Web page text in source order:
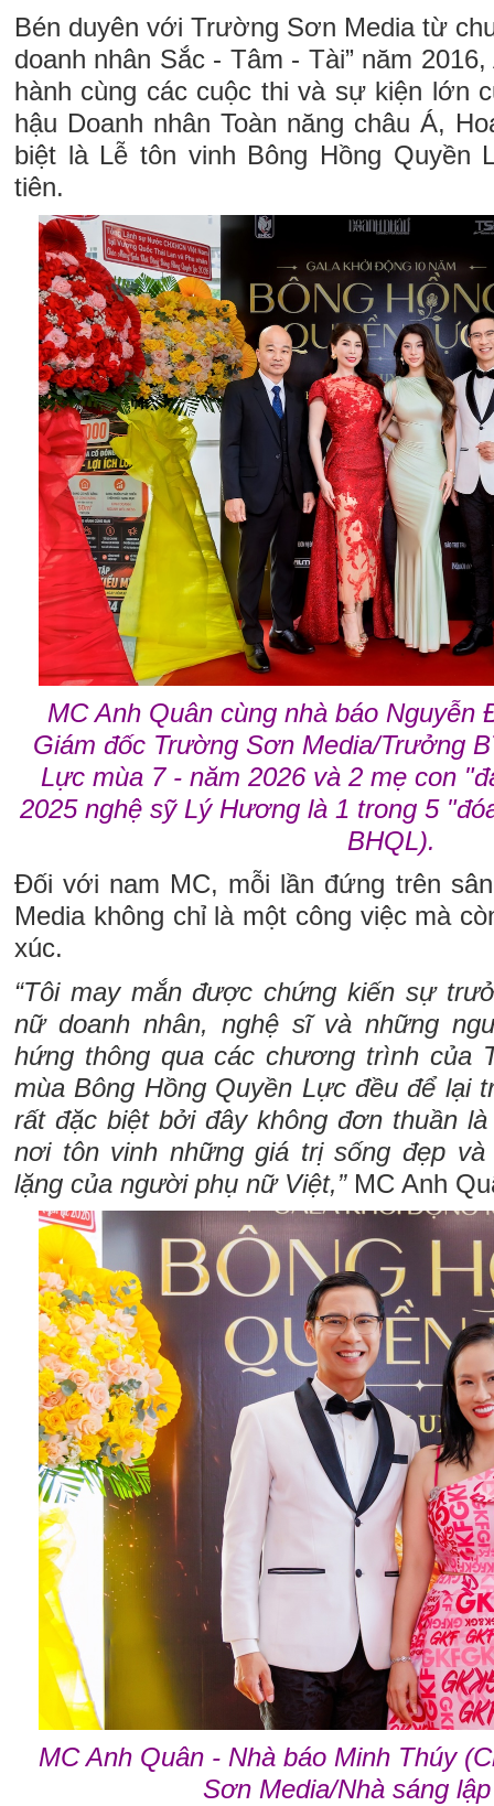
Bén duyên với Trường Sơn Media từ
doanh nhân Sắc - Tâm - Tài” năm
hành cùng các cuộc thi và sự kiện lớn
hậu Doanh nhân Toàn năng châu Á,
biệt là Lễ tôn vinh Bông Hồng Quyền
tiên.
MC Anh Quân cùng nhà báo Nguyễn
Giám đốc Trường Sơn Media/Trưởng
Lực mùa 7 - năm 2026 và 2 mẹ con
2025 nghệ sỹ Lý Hương là 1 trong 5
BHQL).
Đối với nam MC, mỗi lần đứng trên
Media không chỉ là một công việc mà
xúc.
“Tôi may mắn được chứng kiến sự
nữ doanh nhân, nghệ sĩ và những
hứng thông qua các chương trình của
mùa Bông Hồng Quyền Lực đều để lại
rất đặc biệt bởi đây không đơn thuần
nơi tôn vinh những giá trị sống đẹp
lặng của người phụ nữ Việt,”MC Anh
MC Anh Quân - Nhà báo Minh Thúy
Sơn Media/Nhà sáng